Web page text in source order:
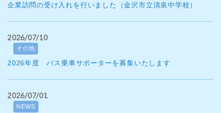
企業訪問の受け入れを行いました（金沢市立清泉中学校）
2026/07/10
その他
2026年度 バス乗車サポーターを募集いたします
2026/07/01
NEWS